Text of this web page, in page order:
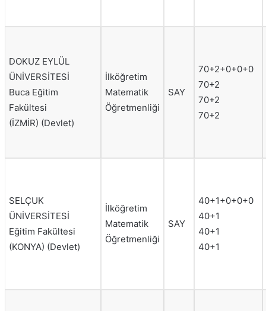
DOKUZ EYLÜL
ÜNİVERSİTESİ
Buca Eğitim
Fakültesi
(İZMİR) (Devlet)
İlköğretim
Matematik
Öğretmenliği
SAY
70+2+0+0+0
70+2
70+2
70+2
SELÇUK
ÜNİVERSİTESİ
Eğitim Fakültesi
(KONYA) (Devlet)
İlköğretim
Matematik
Öğretmenliği
SAY
40+1+0+0+0
40+1
40+1
40+1